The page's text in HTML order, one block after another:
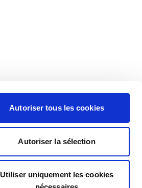
Autoriser tous les cookies
Autoriser la sélection
Utiliser uniquement les cookies